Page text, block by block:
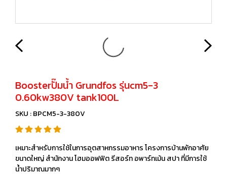
Boosterปั๊มน้ำ Grundfos รุ่นcm5-3
0.60kw380V tank100L
SKU : BPCM5-3-380V
เหมาะสำหรับการใช้ในการอุตสาหกรรมอาหาร โครงการบ้านพักอาศัย
ขนาดใหญ่ สำนักงาน โฮมออฟฟิต รีสอร์ท อพาร์ทเม้น สปา ที่มีการใช้
น้ำปริมาณมากๆ